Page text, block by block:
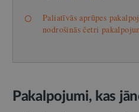
Paliatīvās aprūpes
nodrošinās četri
Pakalpojumi, kas